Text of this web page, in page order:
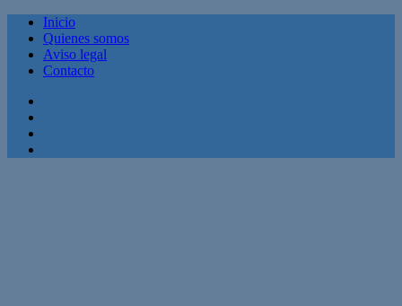
Inicio
Quienes somos
Aviso legal
Contacto